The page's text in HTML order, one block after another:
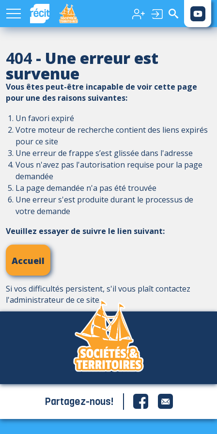
Aller au contenu principal
404 - Une erreur est
survenue
Vous êtes peut-être incapable de voir cette page
pour une des raisons suivantes:
Un favori expiré
Votre moteur de recherche contient des liens expirés
pour ce site
Une erreur de frappe s’est glissée dans l'adresse
Vous n'avez pas l'autorisation requise pour la page
demandée
La page demandée n'a pas été trouvée
Une erreur s'est produite durant le processus de
votre demande
Veuillez essayer de suivre le lien suivant:
Accueil
Si vos difficultés persistent, s'il vous plaît contactez
l'administrateur de ce site.
Partagez-nous!